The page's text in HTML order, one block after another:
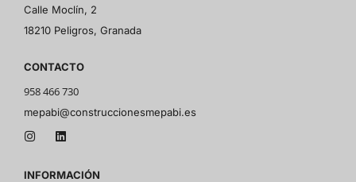
Calle Moclín, 2
18210 Peligros, Granada
CONTACTO
958 466 730
mepabi@construccionesmepabi.es
INFORMACIÓN